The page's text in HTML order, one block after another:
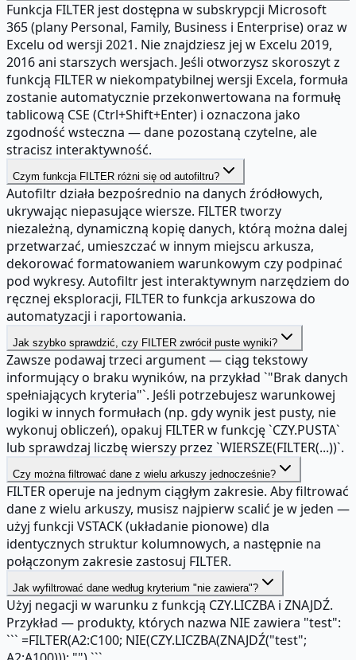
Funkcja FILTER jest dostępna w subskrypcji Microsoft
365 (plany Personal, Family, Business i Enterprise) oraz w
Excelu od wersji 2021. Nie znajdziesz jej w Excelu 2019,
2016 ani starszych wersjach. Jeśli otworzysz skoroszyt z
funkcją FILTER w niekompatybilnej wersji Excela, formuła
zostanie automatycznie przekonwertowana na formułę
tablicową CSE (Ctrl+Shift+Enter) i oznaczona jako
zgodność wsteczna — dane pozostaną czytelne, ale
stracisz interaktywność.
Czym funkcja FILTER różni się od autofiltru?
Autofiltr działa bezpośrednio na danych źródłowych,
ukrywając niepasujące wiersze. FILTER tworzy
niezależną, dynamiczną kopię danych, którą można dalej
przetwarzać, umieszczać w innym miejscu arkusza,
dekorować formatowaniem warunkowym czy podpinać
pod wykresy. Autofiltr jest interaktywnym narzędziem do
ręcznej eksploracji, FILTER to funkcja arkuszowa do
automatyzacji i raportowania.
Jak szybko sprawdzić, czy FILTER zwrócił puste wyniki?
Zawsze podawaj trzeci argument — ciąg tekstowy
informujący o braku wyników, na przykład `"Brak danych
spełniających kryteria"`. Jeśli potrzebujesz warunkowej
logiki w innych formułach (np. gdy wynik jest pusty, nie
wykonuj obliczeń), opakuj FILTER w funkcję `CZY.PUSTA`
lub sprawdzaj liczbę wierszy przez `WIERSZE(FILTER(...))`.
Czy można filtrować dane z wielu arkuszy jednocześnie?
FILTER operuje na jednym ciągłym zakresie. Aby filtrować
dane z wielu arkuszy, musisz najpierw scalić je w jeden —
użyj funkcji VSTACK (układanie pionowe) dla
identycznych struktur kolumnowych, a następnie na
połączonym zakresie zastosuj FILTER.
Jak wyfiltrować dane według kryterium "nie zawiera"?
Użyj negacji w warunku z funkcją CZY.LICZBA i ZNAJDŹ.
Przykład — produkty, których nazwa NIE zawiera "test":
``` =FILTER(A2:C100; NIE(CZY.LICZBA(ZNAJDŹ("test";